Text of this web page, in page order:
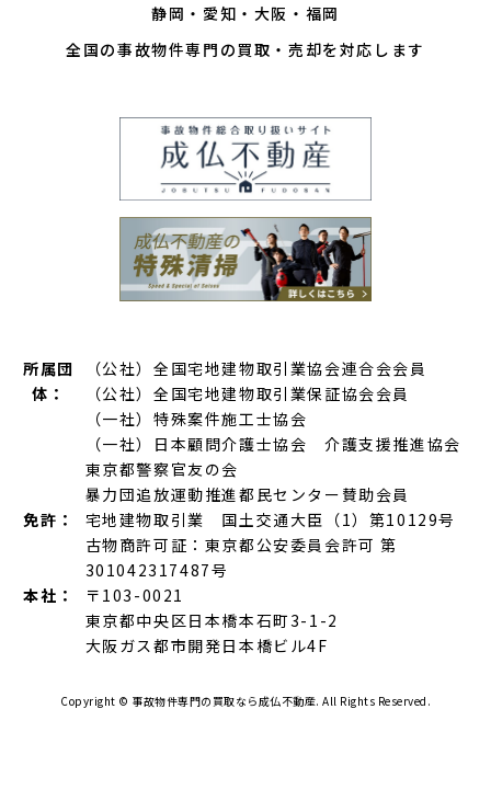
静岡
愛知 大阪
福岡
全国の事故物件専門の買取・売却を対応します
所属団
体：
（公社）全国宅地建物取引業協会連合会会員
（公社）全国宅地建物取引業保証協会会員
（一社）特殊案件施工士協会
（一社）日本顧問介護士協会 介護支援推進協会
東京都警察官友の会
暴力団追放運動推進都民センター賛助会員
免許：
宅地建物取引業 国土交通大臣（1）第10129号
古物商許可証：東京都公安委員会許可 第
301042317487号
本社：
〒103-0021
東京都中央区日本橋本石町3-1-2
大阪ガス都市開発日本橋ビル4F
Copyright © 事故物件専門の買取なら成仏不動産. All Rights Reserved.